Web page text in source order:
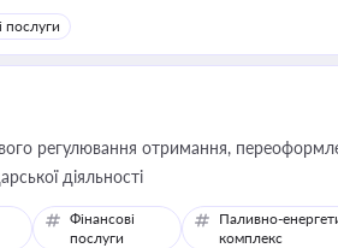
послуги
регулювання отримання,
діяльності
Фінансові
послуги
Паливно-
комплекс